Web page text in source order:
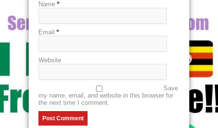
Name *
Email *
Website
Save
my name, email, and website in this browser for
the next time I comment.